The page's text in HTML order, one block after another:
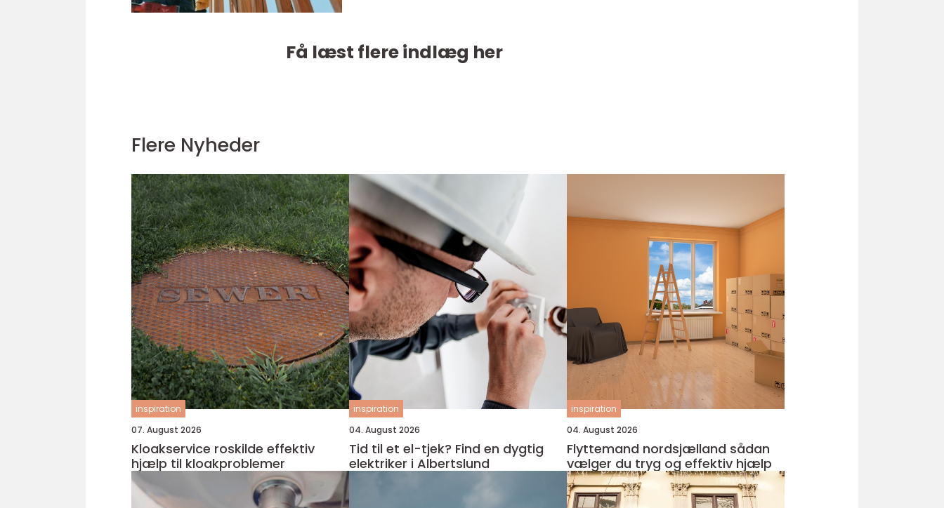
Få læst flere indlæg her
Flere Nyheder
inspiration
07. August 2026
Kloakservice roskilde effektiv
hjælp til kloakproblemer
inspiration
04. August 2026
Tid til et el-tjek? Find en dygtig
elektriker i Albertslund
inspiration
04. August 2026
Flyttemand nordsjælland sådan
vælger du tryg og effektiv hjælp